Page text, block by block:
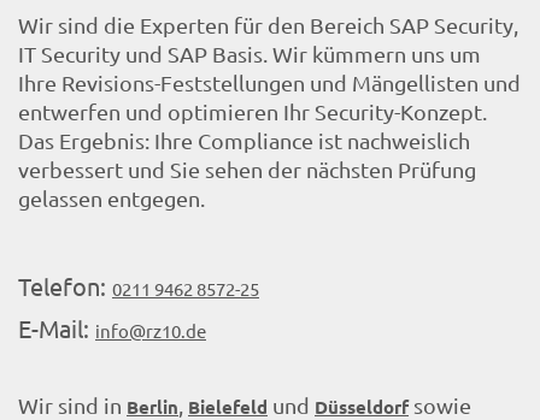
Wir sind die Experten für den Bereich SAP Security,
IT Security und SAP Basis. Wir kümmern uns um
Ihre Revisions-Feststellungen und Mängellisten und
entwerfen und optimieren Ihr Security-Konzept.
Das Ergebnis: Ihre Compliance ist nachweislich
verbessert und Sie sehen der nächsten Prüfung
gelassen entgegen.
Telefon: 0211 9462 8572-25
E-Mail: info@rz10.de
Wir sind in Berlin Bielefeld und Düsseldorfsowie